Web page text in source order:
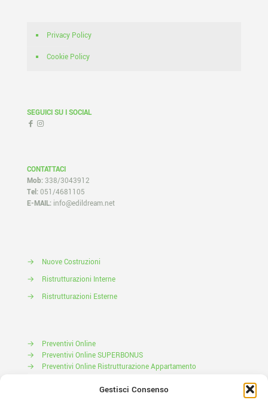
Gestisci Consenso
Privacy Policy
Cookie Policy
SEGUICI SU I SOCIAL
CONTATTACI
Mob: 338/3043912
Tel: 051/4681105
E-MAIL: info@edildream.net
→
Nuove Costruzioni
→
Ristrutturazioni Interne
→
Ristrutturazioni Esterne
→
Preventivi Online
→
Preventivi Online SUPERBONUS
→
Preventivi Online Ristrutturazione Appartamento
Prenota il tuo Sopralluogo